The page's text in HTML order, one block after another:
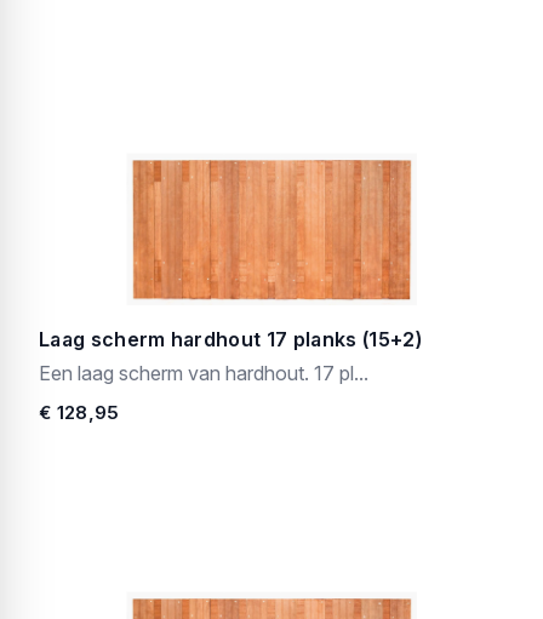
Laag scherm hardhout 17 planks (15+2)
Een laag scherm van hardhout. 17 pl...
€ 128,95